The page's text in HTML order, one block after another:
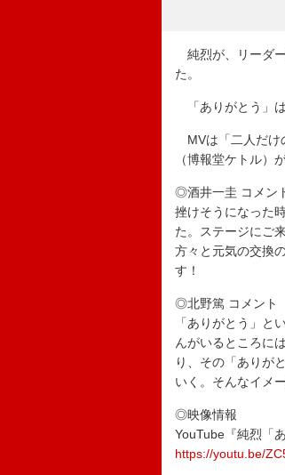
純烈が、リーダ
た。
「ありがとう」
MVは「二人だけ
（博報堂ケトル）
◎酒井一圭 コメン
挫けそうになった
た。ステージにご
方々と元気の交換
す！
◎北野篤 コメント
「ありがとう」と
んがいるところに
り、その「ありが
いく。そんなイメ
◎映像情報
YouTube『純烈「
https://youtu.be/